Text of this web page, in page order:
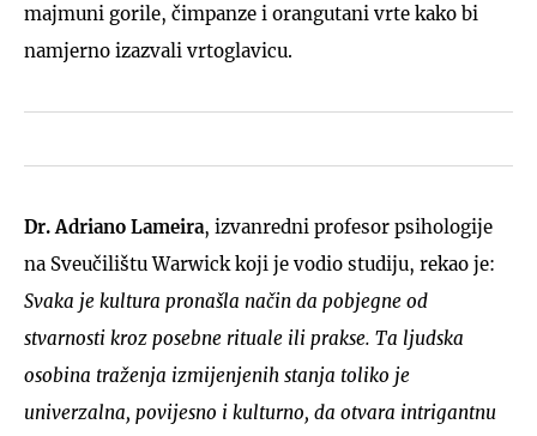
majmuni gorile, čimpanze i orangutani vrte kako bi
namjerno izazvali vrtoglavicu.
Dr. Adriano Lameira, izvanredni profesor psihologije
na Sveučilištu Warwick koji je vodio studiju, rekao je:
Svaka je kultura pronašla način da pobjegne od
stvarnosti kroz posebne rituale ili prakse. Ta ljudska
osobina traženja izmijenjenih stanja toliko je
univerzalna, povijesno i kulturno, da otvara intrigantnu